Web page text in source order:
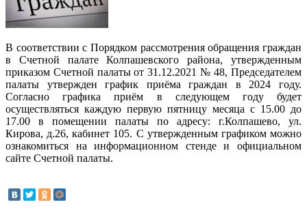
В соответствии с Порядком рассмотрения обращения граждан
в Счетной палате Колпашевского района, утвержденным
приказом Счетной палаты от 31.12.2021 № 48, Председателем
палаты утвержден график приёма граждан в 2024 году.
Согласно графика приём в следующем году будет
осуществляться каждую первую пятницу месяца с 15.00 до
17.00 в помещении палаты по адресу: г.Колпашево, ул.
Кирова, д.26, кабинет 105. С утвержденным графиком можно
ознакомиться на информационном стенде и официальном
сайте Счетной палаты.